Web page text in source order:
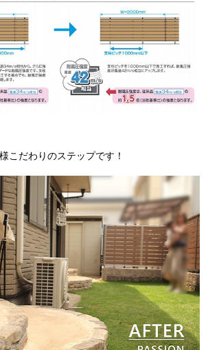
こだわりのステップです！